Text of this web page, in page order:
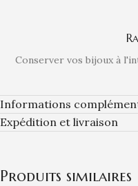
Conserver vos bijoux à
Informations
Expédition et livraison
Produits similaires